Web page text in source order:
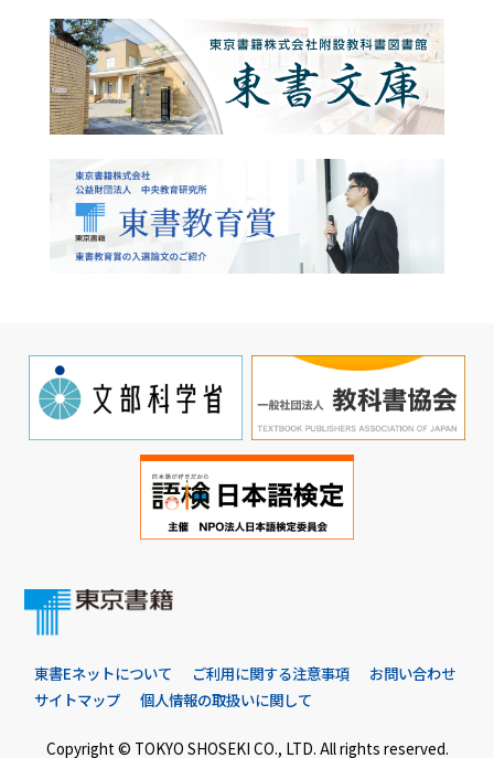
東書Eネットについて ご利用に関する注意事項
お問い合わせ
サイトマップ
個人情報の取扱いに関して
Copyright © TOKYO SHOSEKI CO., LTD. All rights reserved.